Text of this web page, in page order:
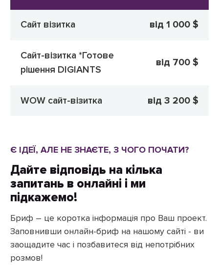
Сайт візитка від 1 000 $
Сайт-візитка *Готове
рішення DIGIANTS
від 700 $
WOW сайт-візитка від 3 200 $
Є ІДЕЇ, АЛЕ НЕ ЗНАЄТЕ, З ЧОГО ПОЧАТИ?
Дайте відповідь на кілька
запитань в онлайні і ми
підкажемо!
Бриф – це коротка інформація про Ваш проект.
Заповнивши онлайн-бриф на нашому сайті - ви
заощадите час і позбавитеся від непотрібних
розмов!